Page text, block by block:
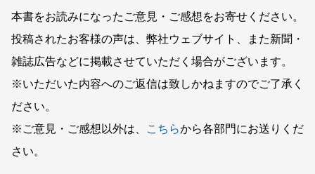
本書をお読みになったご意見・ご感想をお寄せください。
投稿されたお客様の声は、弊社ウェブサイト、また新聞・
雑誌広告などに掲載させていただく場合がございます。
※いただいた内容へのご返信は致しかねますのでご了承く
ださい。
※ご意見・ご感想以外は、
こちらから各部門にお送りくだ
さい。